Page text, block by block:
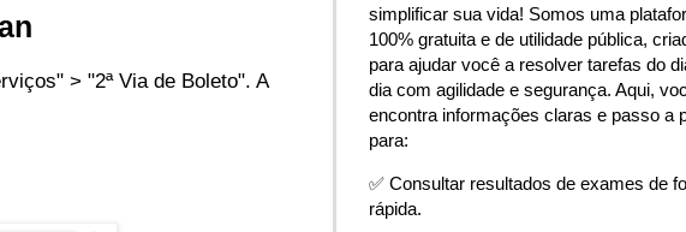
> "2ª Via de Boleto". A
simplificar sua vida! Somos uma
100% gratuita e de utilidade pública,
para ajudar você a resolver tarefas do
dia com agilidade e segurança. Aqui,
encontra informações claras e passo a
para:
✅ Consultar resultados de exames de
rápida.